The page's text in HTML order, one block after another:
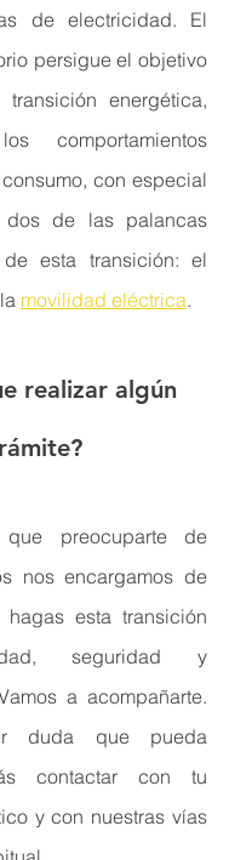
de electricidad. El
persigue el objetivo
energética,
comportamientos
con especial
dos de las palancas
movilidad eléctrica.
realizar algún
preocuparte de
nos encargamos de
esta transición
seguridad y
a acompañarte.
duda que pueda
contactar con tu
y con nuestras vías